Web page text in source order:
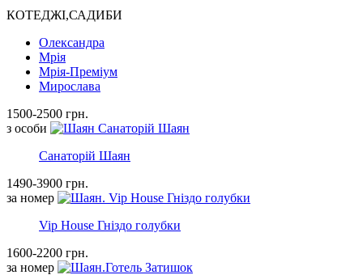
КОТЕДЖІ,САДИБИ
Олександра
Мрія
Мрія-Преміум
Мирослава
1500-2500 грн.
з особи
Санаторій Шаян
1490-3900 грн.
за номер
Vip House Гніздо голубки
1600-2200 грн.
за номер